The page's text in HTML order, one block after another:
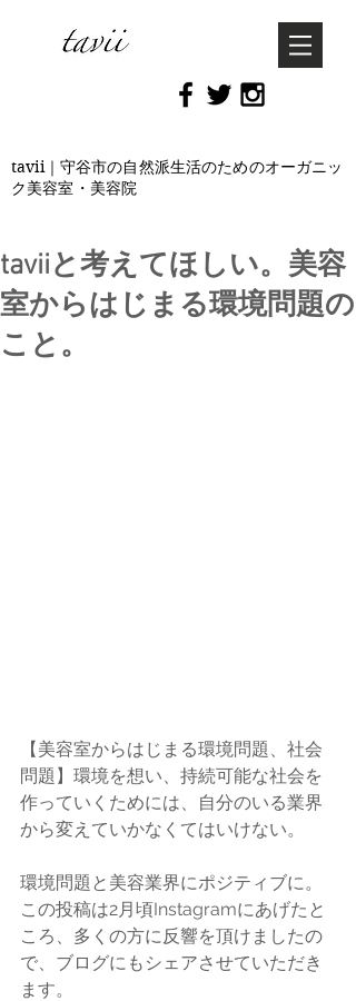
tavii｜守谷市の自然派生活のためのオーガニッ
ク美容室・美容院
taviiと考えてほしい。美容
室からはじまる環境問題の
こと。
【美容室からはじまる環境問題、社会
問題】環境を想い、持続可能な社会を
作っていくためには、自分のいる業界
から変えていかなくてはいけない。
環境問題と美容業界にポジティブに。
この投稿は2月頃Instagramにあげたと
ころ、多くの方に反響を頂けましたの
で、ブログにもシェアさせていただき
ます。